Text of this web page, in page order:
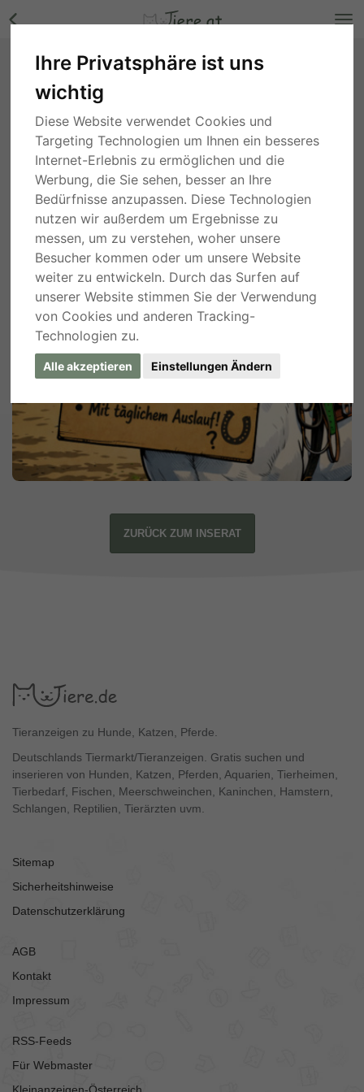
Ihre Privatsphäre ist uns
wichtig
Diese Website verwendet Cookies und
Targeting Technologien um Ihnen ein besseres
Internet-Erlebnis zu ermöglichen und die
Werbung, die Sie sehen, besser an Ihre
Bedürfnisse anzupassen. Diese Technologien
nutzen wir außerdem um Ergebnisse zu
messen, um zu verstehen, woher unsere
Besucher kommen oder um unsere Website
weiter zu entwickeln. Durch das Surfen auf
unserer Website stimmen Sie der Verwendung
von Cookies und anderen Tracking-
Technologien zu.
Alle akzeptieren Einstellungen Ändern
Einstellplatz für rangniedrige Stute gesucht
Bilder
Niederösterreich, vor 3 Monaten
ZURÜCK ZUM INSERAT
Tieranzeigen zu Hunde, Katzen, Pferde.
Deutschlands Tiermarkt/Tieranzeigen. Gratis suchen und
inserieren von Hunden, Katzen, Pferden, Aquarien, Tierheimen,
Tierbedarf, Fischen, Meerschweinchen, Kaninchen, Hamstern,
Schlangen, Reptilien, Tierärzten uvm.
Sitemap
Sicherheitshinweise
Datenschutzerklärung
AGB
Kontakt
Impressum
RSS-Feeds
Für Webmaster